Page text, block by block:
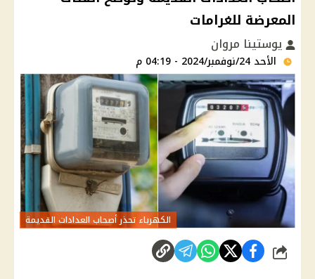
المعرضة للغرامات
يوستينا مروان
الأحد 24/نوفمبر/2024 - 04:19 م
الكهرباء تحذر أصحاب العدادات القديمة
شارك